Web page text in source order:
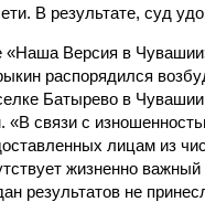
В результате, суд
«Наша Версия в
распорядился
Батырево в
«В связи с
лицам из
жизненно
результатов не